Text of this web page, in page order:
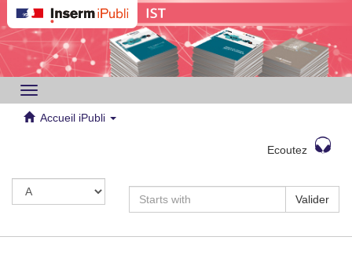
Toggle
navigation
Accueil iPubli
Ecoutez
Valider